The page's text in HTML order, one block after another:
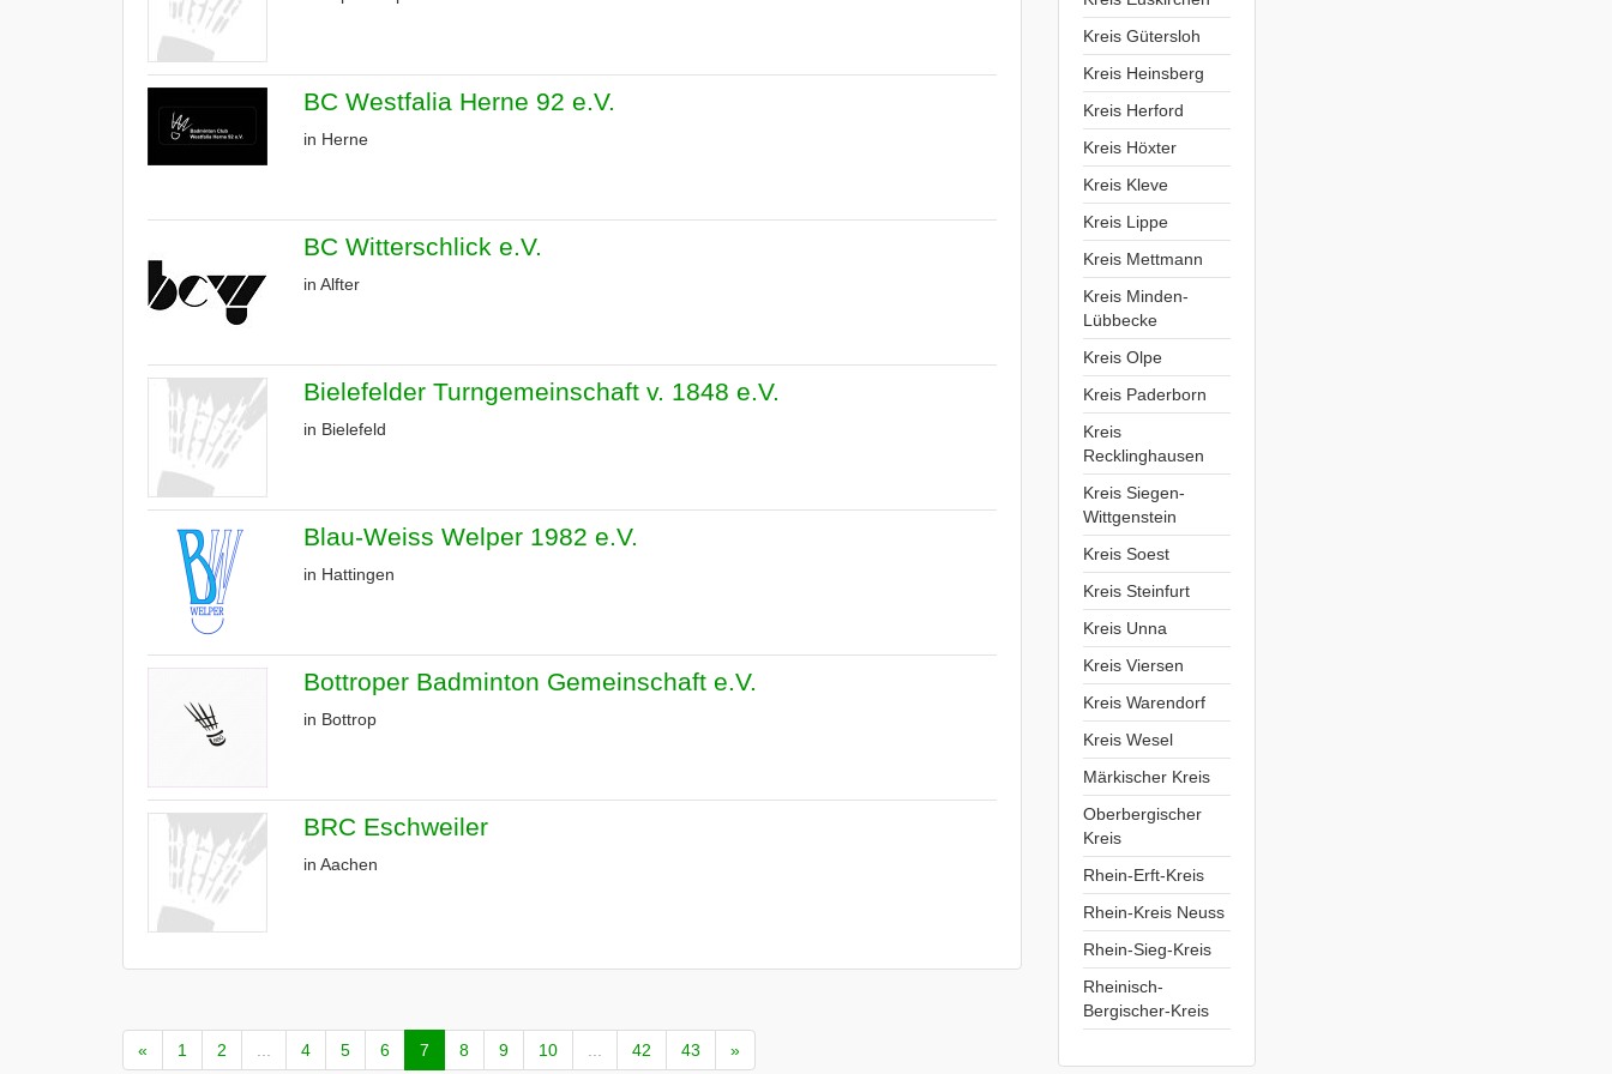
BC Westfalia Herne 92 e.V.
in Herne
BC Witterschlick e.V.
in Alfter
Bielefelder Turngemeinschaft v. 1848 e.V.
in Bielefeld
Blau-Weiss Welper 1982 e.V.
in Hattingen
Bottroper Badminton Gemeinschaft e.V.
in Bottrop
BRC Eschweiler
in Aachen
« 1 2 4 5 6 7 8 9 10 42 43 »
Kreis Gütersloh
Kreis Heinsberg
Kreis Herford
Kreis Höxter
Kreis Kleve
Kreis Lippe
Kreis Mettmann
Kreis Minden-
Lübbecke
Kreis Olpe
Kreis Paderborn
Kreis
Recklinghausen
Kreis Siegen-
Wittgenstein
Kreis Soest
Kreis Steinfurt
Kreis Unna
Kreis Viersen
Kreis Warendorf
Kreis Wesel
Märkischer Kreis
Oberbergischer
Kreis
Rhein-Erft-Kreis
Rhein-Kreis Neuss
Rhein-Sieg-Kreis
Rheinisch-
Bergischer-Kreis